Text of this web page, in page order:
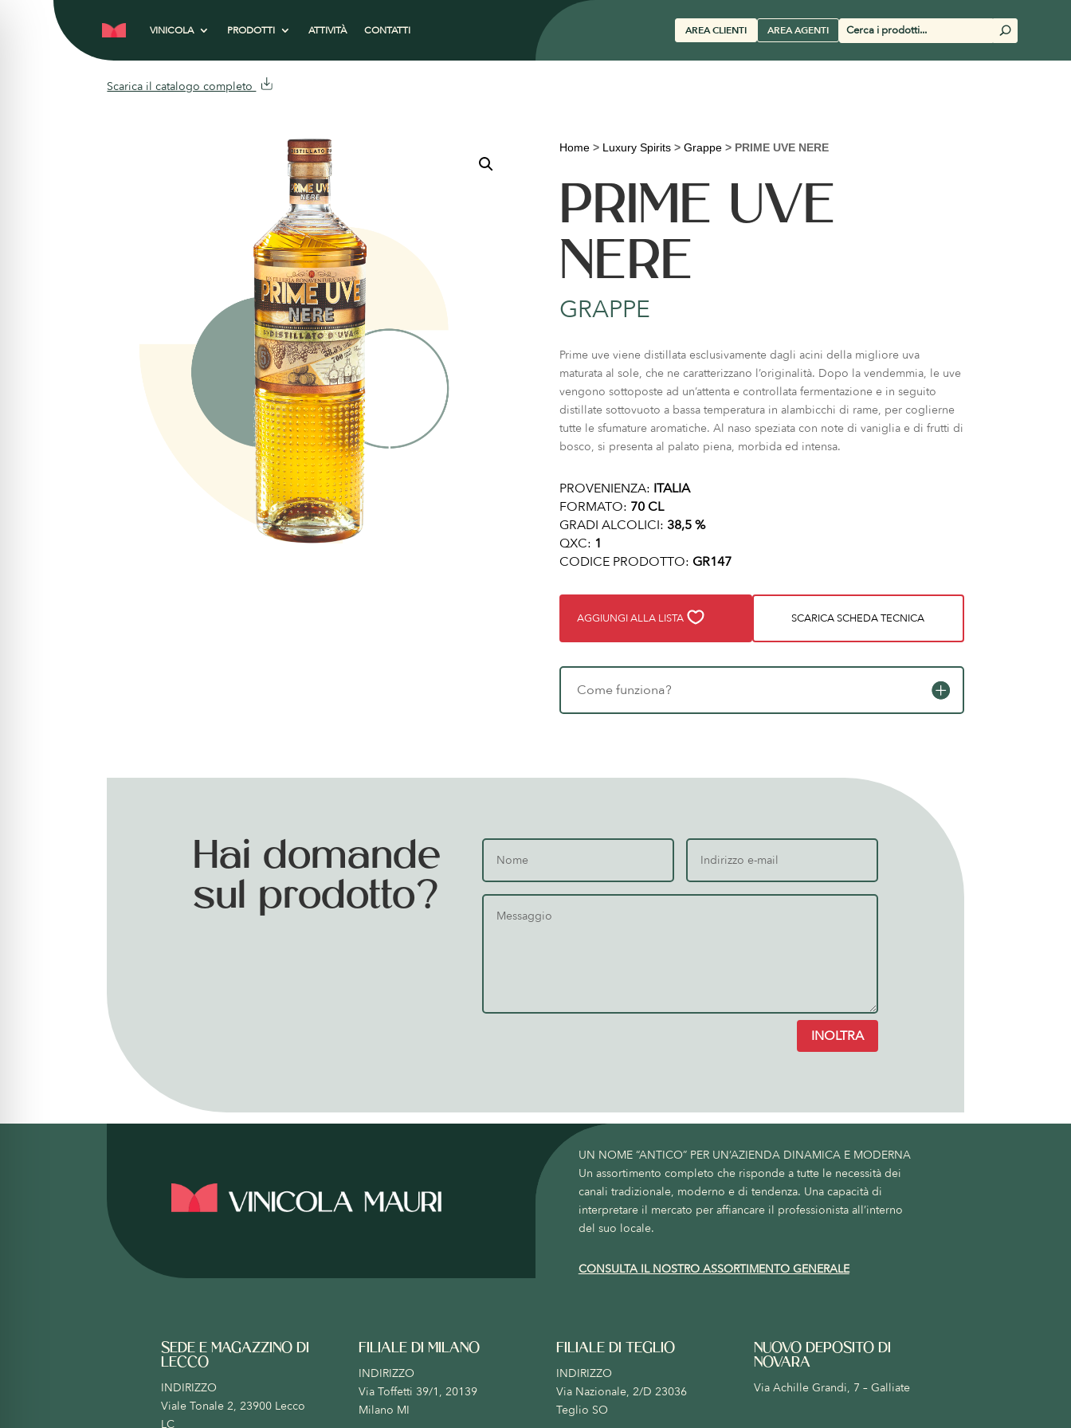
VINICOLA PRODOTTI ATTIVITÀ CONTATTI AREA CLIENTI AREA AGENTI
Cerca
prodotti
U
Scarica il catalogo completo
Home> Luxury Spirits> Grappe> PRIME UVE NERE
PRIME UVE
NERE
GRAPPE
Prime uve viene distillata esclusivamente dagli acini della migliore uva
maturata al sole, che ne caratterizzano l’originalità. Dopo la vendemmia, le uve
vengono sottoposte ad un’attenta e controllata fermentazione e in seguito
distillate sottovuoto a bassa temperatura in alambicchi di rame, per coglierne
tutte le sfumature aromatiche. Al naso speziata con note di vaniglia e di frutti di
bosco, si presenta al palato piena, morbida ed intensa.
PROVENIENZA: ITALIA
FORMATO: 70 CL
GRADI ALCOLICI: 38,5 %
QXC: 1
CODICE PRODOTTO: GR147
AGGIUNGI ALLA LISTA SCARICA SCHEDA TECNICA
Come funziona?
Hai domande
sul prodotto?
INOLTRA
UN NOME “ANTICO” PER UN’AZIENDA DINAMICA E MODERNA
Un assortimento completo che risponde a tutte le necessità dei
canali tradizionale, moderno e di tendenza. Una capacità di
interpretare il mercato per affiancare il professionista all’interno
del suo locale.
CONSULTA IL NOSTRO ASSORTIMENTO GENERALE
SEDE E MAGAZZINO DI
LECCO
INDIRIZZO
Viale Tonale 2, 23900 Lecco
LC
FILIALE DI MILANO
INDIRIZZO
Via Toffetti 39/1, 20139
Milano MI
FILIALE DI TEGLIO
INDIRIZZO
Via Nazionale, 2/D 23036
Teglio SO
NUOVO DEPOSITO DI
NOVARA
Via Achille Grandi, 7 – Galliate